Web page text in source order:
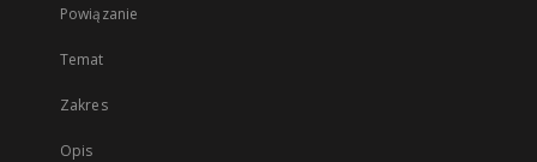
Powiązanie
Temat
Zakres
Opis